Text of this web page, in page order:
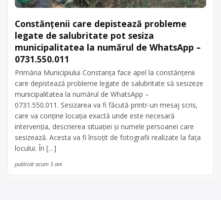
Constănțenii care depistează probleme
legate de salubritate pot sesiza
municipalitatea la numărul de WhatsApp –
0731.550.011
Primăria Municipiului Constanța face apel la constănțenii
care depistează probleme legate de salubritate să sesizeze
municipalitatea la numărul de WhatsApp –
0731.550.011. Sesizarea va fi făcută printr-un mesaj scris,
care va conține locația exactă unde este necesară
intervenția, descrierea situației și numele persoanei care
sesizează. Acesta va fi însoțit de fotografii realizate la fața
locului. În […]
publicat acum 5 ani